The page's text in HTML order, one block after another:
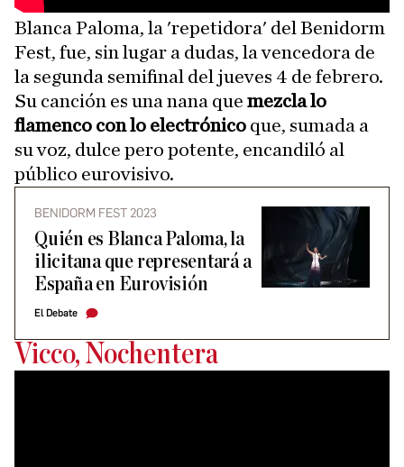
Blanca Paloma, la 'repetidora' del Benidorm
Fest, fue, sin lugar a dudas, la vencedora de
la segunda semifinal del jueves 4 de febrero.
Su canción es una nana que mezcla lo
flamenco con lo electrónico que, sumada a
su voz, dulce pero potente, encandiló al
público eurovisivo.
BENIDORM FEST 2023
Quién es Blanca Paloma, la
ilicitana que representará a
España en Eurovisión
El Debate
Vicco, Nochentera